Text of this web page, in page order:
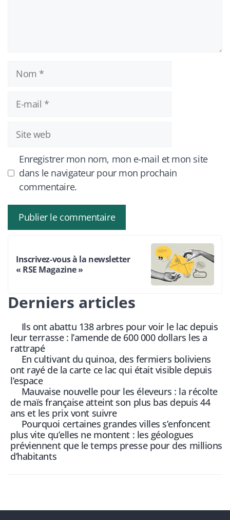
mail
Site
web
Enregistrer mon nom, mon e-mail et mon site
dans le navigateur pour mon prochain
commentaire.
Inscrivez-vous à la newsletter
« RSE Magazine »
Derniers articles
Ils ont abattu 138 arbres pour voir le lac depuis
leur terrasse : l’amende de 600 000 dollars les a
rattrapé
En cultivant du quinoa, des fermiers boliviens
ont rayé de la carte ce lac qui était visible depuis
l’espace
Mauvaise nouvelle pour les éleveurs : la récolte
de maïs française atteint son plus bas depuis 44
ans et les prix vont suivre
Pourquoi certaines grandes villes s’enfoncent
plus vite qu’elles ne montent : les géologues
préviennent que le temps presse pour des millions
d’habitants